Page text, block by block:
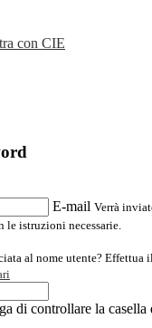
con CIE
E-mail Verrà
istruzioni necessarie.
al nome utente? Effettua
di controllare la casella